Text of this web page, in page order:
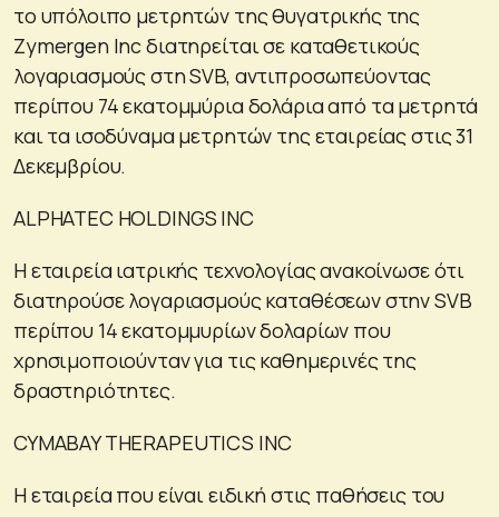
το υπόλοιπο μετρητών της θυγατρικής της
Zymergen Inc διατηρείται σε καταθετικούς
λογαριασμούς στη SVB, αντιπροσωπεύοντας
περίπου 74 εκατομμύρια δολάρια από τα μετρητά
και τα ισοδύναμα μετρητών της εταιρείας στις 31
Δεκεμβρίου.
ALPHATEC HOLDINGS INC
Η εταιρεία ιατρικής τεχνολογίας ανακοίνωσε ότι
διατηρούσε λογαριασμούς καταθέσεων στην SVB
περίπου 14 εκατομμυρίων δολαρίων που
χρησιμοποιούνταν για τις καθημερινές της
δραστηριότητες.
CYMABAY THERAPEUTICS INC
Η εταιρεία που είναι ειδική στις παθήσεις του